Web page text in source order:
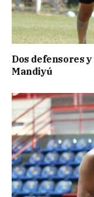
Dos defensores
Mandiyú